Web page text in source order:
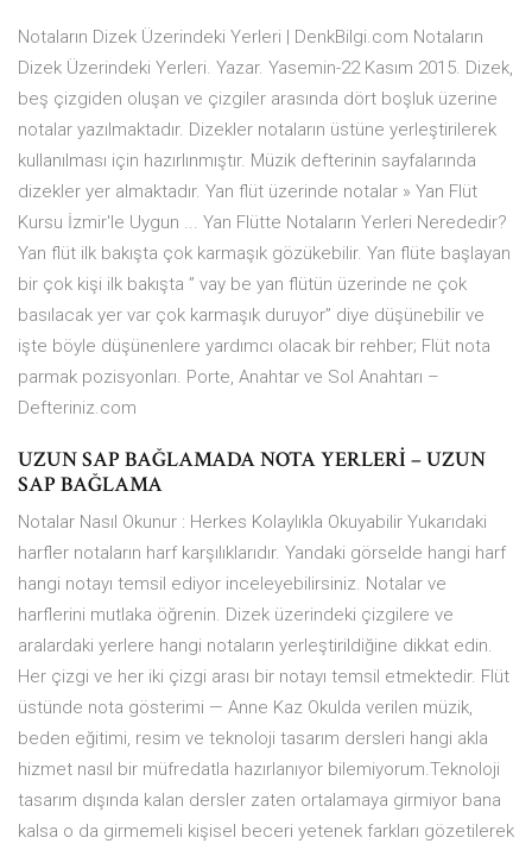
Notaların Dizek Üzerindeki Yerleri | DenkBilgi.com Notaların
Dizek Üzerindeki Yerleri. Yazar. Yasemin-22 Kasım 2015. Dizek,
beş çizgiden oluşan ve çizgiler arasında dört boşluk üzerine
notalar yazılmaktadır. Dizekler notaların üstüne yerleştirilerek
kullanılması için hazırlınmıştır. Müzik defterinin sayfalarında
dizekler yer almaktadır. Yan flüt üzerinde notalar » Yan Flüt
Kursu İzmir'le Uygun ... Yan Flütte Notaların Yerleri Nerededir?
Yan flüt ilk bakışta çok karmaşık gözükebilir. Yan flüte başlayan
bir çok kişi ilk bakışta ” vay be yan flütün üzerinde ne çok
basılacak yer var çok karmaşık duruyor” diye düşünebilir ve
işte böyle düşünenlere yardımcı olacak bir rehber; Flüt nota
parmak pozisyonları. Porte, Anahtar ve Sol Anahtarı –
Defteriniz.com
UZUN SAP BAĞLAMADA NOTA YERLERİ – UZUN
SAP BAĞLAMA
Notalar Nasıl Okunur : Herkes Kolaylıkla Okuyabilir Yukarıdaki
harfler notaların harf karşılıklarıdır. Yandaki görselde hangi harf
hangi notayı temsil ediyor inceleyebilirsiniz. Notalar ve
harflerini mutlaka öğrenin. Dizek üzerindeki çizgilere ve
aralardaki yerlere hangi notaların yerleştirildiğine dikkat edin.
Her çizgi ve her iki çizgi arası bir notayı temsil etmektedir. Flüt
üstünde nota gösterimi — Anne Kaz Okulda verilen müzik,
beden eğitimi, resim ve teknoloji tasarım dersleri hangi akla
hizmet nasıl bir müfredatla hazırlanıyor bilemiyorum.Teknoloji
tasarım dışında kalan dersler zaten ortalamaya girmiyor bana
kalsa o da girmemeli kişisel beceri yetenek farkları gözetilerek